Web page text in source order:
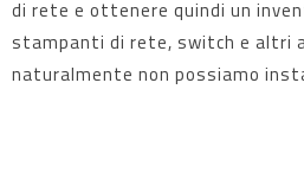
di rete e ottenere quindi un
stampanti di rete, switch e altri
naturalmente non possiamo